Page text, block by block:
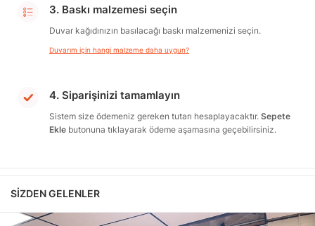
3. Baskı malzemesi seçin
Duvar kağıdınızın basılacağı baskı malzemenizi seçin.
Duvarım için hangi malzeme daha uygun?
4. Siparişinizi tamamlayın
Sistem size ödemeniz gereken tutarı hesaplayacaktır. Sepete
Ekle butonuna tıklayarak ödeme aşamasına geçebilirsiniz.
SIZDEN GELENLER